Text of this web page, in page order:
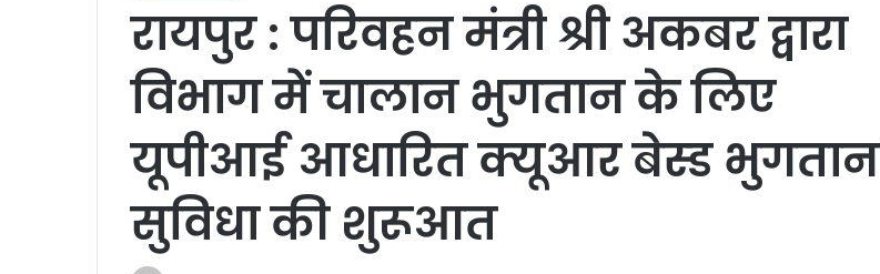
रायपुर : परिवहन मंत्री श्री अकबर द्वारा
विभाग में चालान भुगतान के लिए
यूपीआई आधारित क्यूआर बेस्ड भुगतान
सुविधा की शुरूआत